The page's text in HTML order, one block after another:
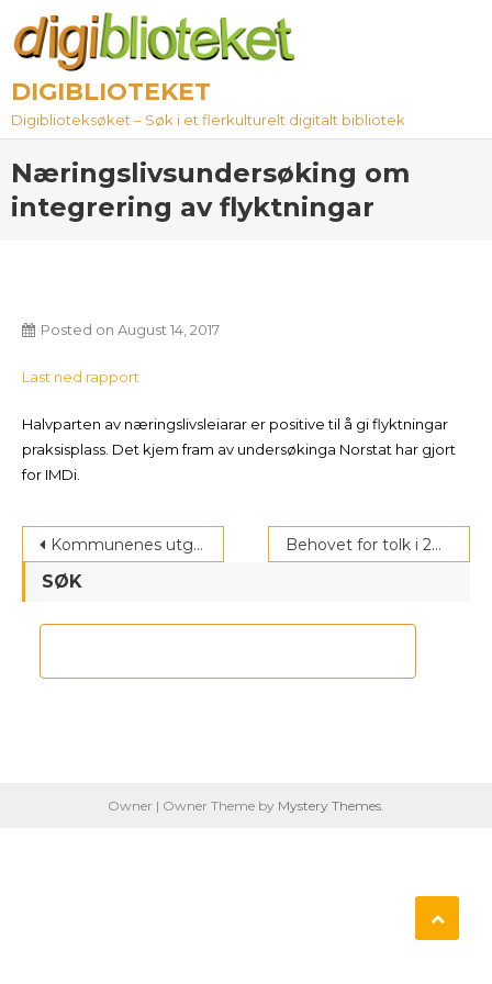
content
DIGIBLIOTEKET
Digiblioteksøket – Søk i et flerkulturelt digitalt bibliotek
Næringslivsundersøking om
integrering av flyktningar
Posted on August 14, 2017
Last ned rapport
Halvparten av næringslivsleiarar er positive til å gi flyktningar
praksisplass. Det kjem fram av undersøkinga Norstat har gjort
for IMDi.
Post
navigation
Kommunenes utgifter til bosetting og integrering av flyktninger og personer med opphold på humanitært grunnlag i 2016 Behovet for tolk i 2016
SØK
Owner | Owner Theme by Mystery Themes.